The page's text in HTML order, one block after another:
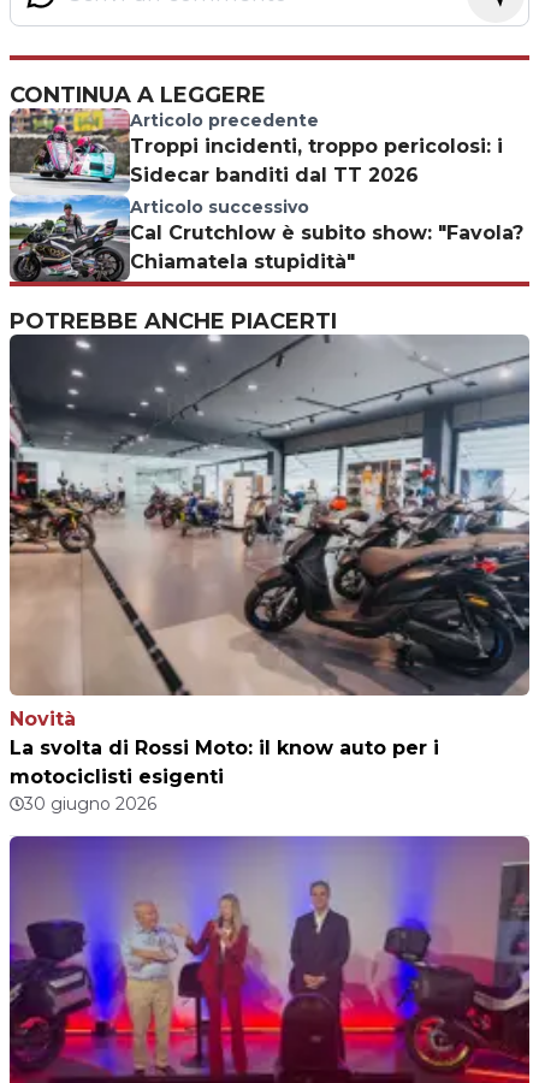
CONTINUA A LEGGERE
Articolo precedente
Troppi incidenti, troppo pericolosi: i
Sidecar banditi dal TT 2026
Articolo successivo
Cal Crutchlow è subito show: "Favola?
Chiamatela stupidità"
POTREBBE ANCHE PIACERTI
Novità
La svolta di Rossi Moto: il know auto per i
motociclisti esigenti
30 giugno 2026